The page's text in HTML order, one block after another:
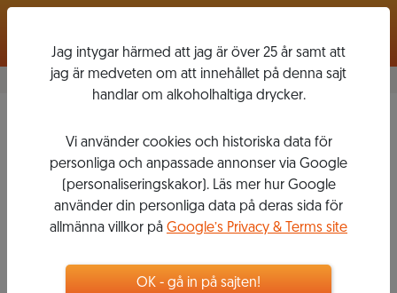
Chenin Blanc
Chardonnay 2019
CAPE
HEIGHTS
kr
Jag intygar härmed att jag är över 25 år samt att
jag är medveten om att innehållet på denna sajt
handlar om alkoholhaltiga drycker.
Vi använder cookies och historiska data för
personliga och anpassade annonser via Google
(personaliseringskakor). Läs mer hur Google
använder din personliga data på deras sida för
allmänna villkor på Google’s Privacy & Terms site
OK - gå in på sajten!